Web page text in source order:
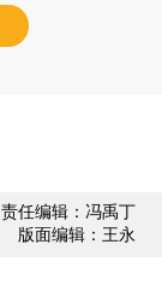
责任编辑：冯禹丁
版面编辑：王永